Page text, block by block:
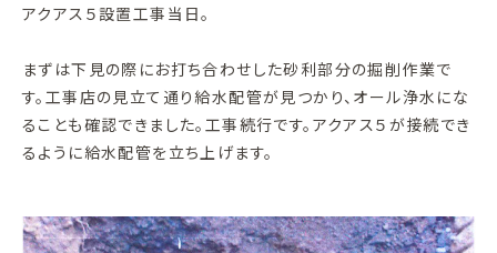
アクアス５設置工事当日。
まずは下見の際にお打ち合わせした砂利部分の掘削作業で
す。工事店の見立て通り給水配管が見つかり、オール浄水にな
ることも確認できました。工事続行です。アクアス５が接続でき
るように給水配管を立ち上げます。